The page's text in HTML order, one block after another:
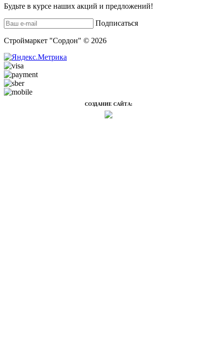
Будьте в курсе наших акций и предложений!
Подписаться
Строймаркет "Сордон" © 2026
СОЗДАНИЕ САЙТА: